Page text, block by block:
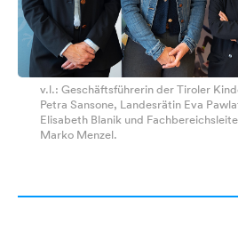
v.l.: Geschäftsführerin der Tiroler
Petra Sansone, Landesrätin Eva
Elisabeth Blanik und
Marko Menzel.